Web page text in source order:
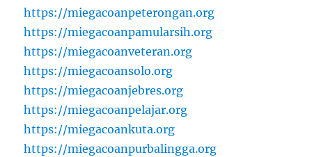
https://miegacoanpeterongan.org
https://miegacoanpamularsih.org
https://miegacoanveteran.org
https://miegacoansolo.org
https://miegacoanjebres.org
https://miegacoanpelajar.org
https://miegacoankuta.org
https://miegacoanpurbalingga.org